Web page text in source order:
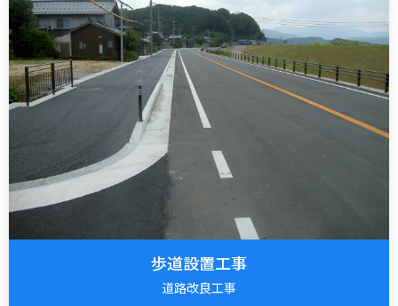
歩道設置工事
道路改良工事